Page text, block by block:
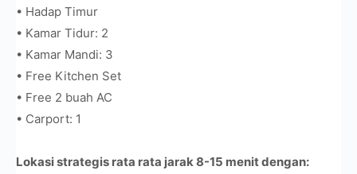
• Hadap Timur
• Kamar Tidur: 2
• Kamar Mandi: 3
• Free Kitchen Set
• Free 2 buah AC
• Carport: 1
Lokasi strategis rata rata jarak 8-15 menit dengan: